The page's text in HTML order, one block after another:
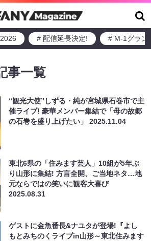
# 配信延長決定! # M-1グラン
事一覧
“観光大使”しずる・純が宮城県石巻市で主
催ライブ! 豪華メンバー集結で「母の故郷
の石巻を盛り上げたい」2025.11.04
東北6県の「住みます芸人」10組が5年ぶ
り山形に集結! 方言全開、ご当地ネタ…地
元ならではの笑いに観客大喜び
2025.08.31
ゲストに金魚番長&ナユタが登場!『よし
もとみちのくライブin山形～東北住みます